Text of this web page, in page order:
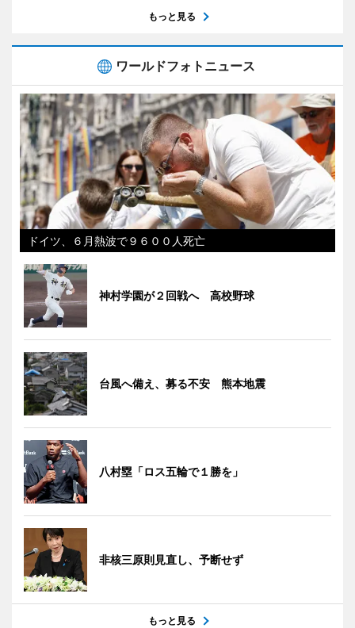
もっと見る
ワールドフォトニュース
ドイツ、６月熱波で９６００人死亡
神村学園が２回戦へ 高校野球
台風へ備え、募る不安 熊本地震
八村塁「ロス五輪で１勝を」
非核三原則見直し、予断せず
もっと見る